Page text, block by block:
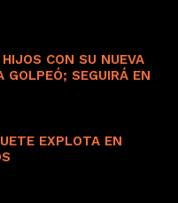
CON SU NUEVA
GOLPEÓ; SEGUIRÁ EN
EXPLOTA EN